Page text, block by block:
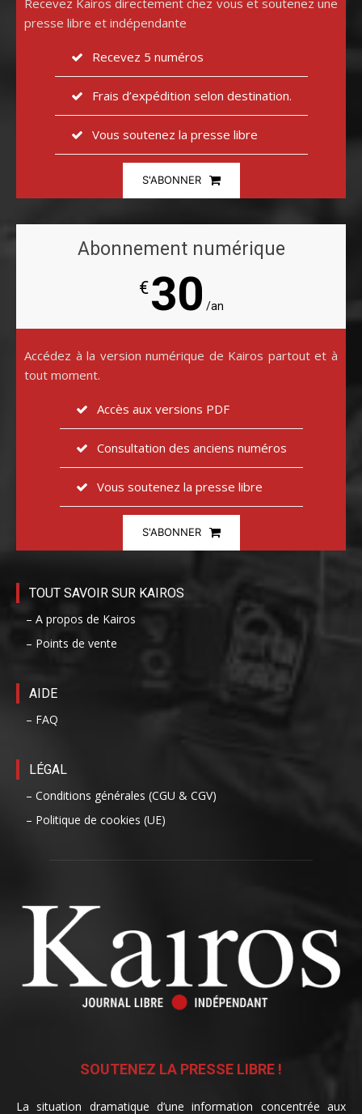
presse libre et indépendante
Recevez 5 numéros
Frais d’expédition selon destination.
Vous soutenez la presse libre
S'ABONNER
Abonnement numérique
€30 /an
Accédez à la version numérique de Kairos partout et à
tout moment.
Accès aux versions PDF
Consultation des anciens numéros
Vous soutenez la presse libre
S'ABONNER
TOUT SAVOIR SUR KAIROS
– A propos de Kairos
– Points de vente
AIDE
– FAQ
LÉGAL
– Conditions générales (CGU & CGV)
– Politique de cookies (UE)
SOUTENEZ LA PRESSE LIBRE !
La situation dramatique d’une information concentrée aux